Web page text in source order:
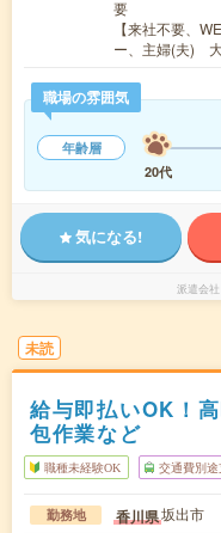
要
【来社不要、
ー、主婦(夫)
職場の雰囲気
年齢層
20代
気になる!
派遣会社
未読
給与即払いOK！
包作業など
職種未経験OK 交通費別途
勤務地 香川県坂出市